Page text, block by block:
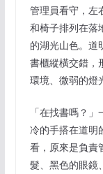
管理員看守，左
和椅子排列在落
的湖光山色。道
書櫃縱橫交錯，
環境、微弱的燈
「在找書嗎？
冷的手搭在道明
看，原來是負責
髮、黑色的眼鏡